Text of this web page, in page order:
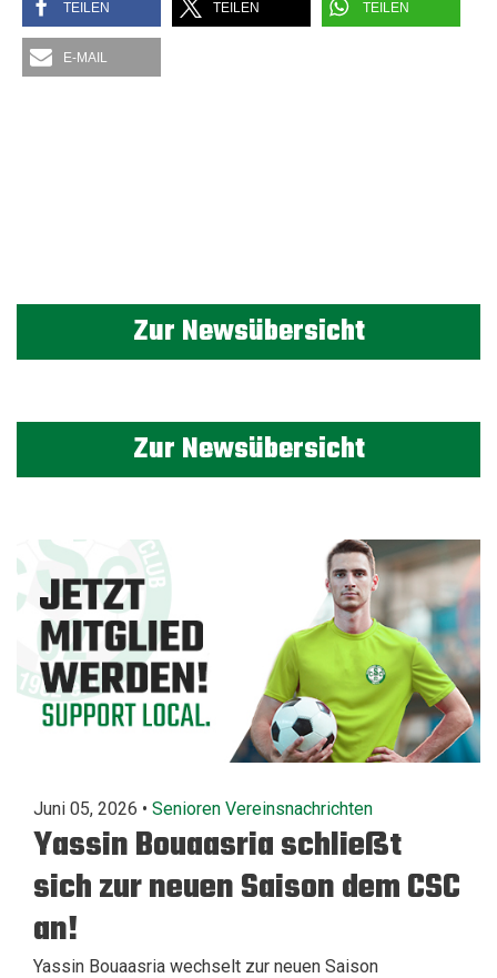
TEILEN TEILEN TEILEN
E-MAIL
Zur Newsübersicht
Zur Newsübersicht
Juni 05, 2026 • Senioren Vereinsnachrichten
Yassin Bouaasria schließt
sich zur neuen Saison dem CSC
an!
Yassin Bouaasria wechselt zur neuen Saison